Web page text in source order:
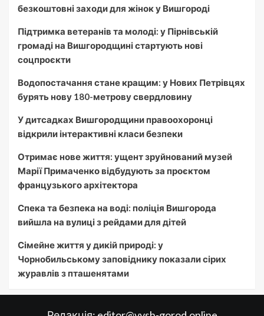
безкоштовні заходи для жінок у Вишгороді
Підтримка ветеранів та молоді: у Пірнівській
громаді на Вишгородщині стартують нові
соцпроєкти
Водопостачання стане кращим: у Нових Петрівцях
бурять нову 180-метрову свердловину
У дитсадках Вишгородщини правоохоронці
відкрили інтерактивні класи безпеки
Отримає нове життя: ущент зруйнований музей
Марії Примаченко відбудують за проєктом
французького архітектора
Спека та безпека на воді: поліція Вишгорода
вийшла на вулиці з рейдами для дітей
Сімейне життя у дикій природі: у
Чорнобильському заповіднику показали сірих
журавлів з пташенятами